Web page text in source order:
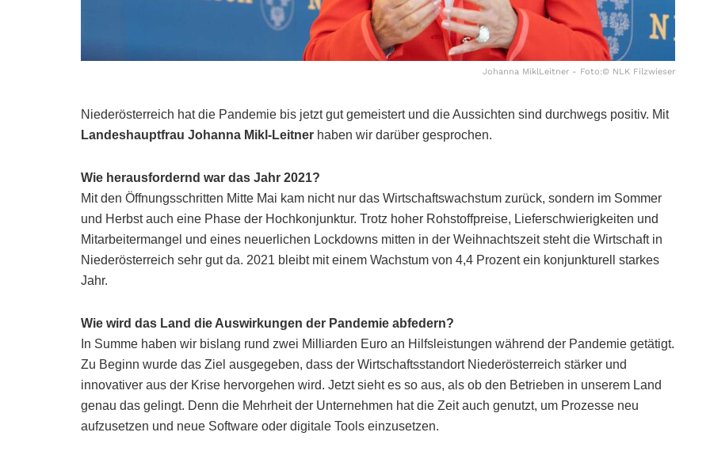
Johanna MiklLeitner - Foto:© NLK Filzwieser
Niederösterreich hat die Pandemie bis jetzt gut gemeistert und die Aussichten sind durchwegs positiv. Mit
Landeshauptfrau Johanna Mikl-Leitner haben wir darüber gesprochen.
Wie herausfordernd war das Jahr 2021?
Mit den Öffnungsschritten Mitte Mai kam nicht nur das Wirtschaftswachstum zurück, sondern im Sommer
und Herbst auch eine Phase der Hochkonjunktur. Trotz hoher Rohstoffpreise, Lieferschwierigkeiten und
Mitarbeitermangel und eines neuerlichen Lockdowns mitten in der Weihnachtszeit steht die Wirtschaft in
Niederösterreich sehr gut da. 2021 bleibt mit einem Wachstum von 4,4 Prozent ein konjunkturell starkes
Jahr.
Wie wird das Land die Auswirkungen der Pandemie abfedern?
In Summe haben wir bislang rund zwei Milliarden Euro an Hilfsleistungen während der Pandemie getätigt.
Zu Beginn wurde das Ziel ausgegeben, dass der Wirtschaftsstandort Niederösterreich stärker und
innovativer aus der Krise hervorgehen wird. Jetzt sieht es so aus, als ob den Betrieben in unserem Land
genau das gelingt. Denn die Mehrheit der Unternehmen hat die Zeit auch genutzt, um Prozesse neu
aufzusetzen und neue Software oder digitale Tools einzusetzen.